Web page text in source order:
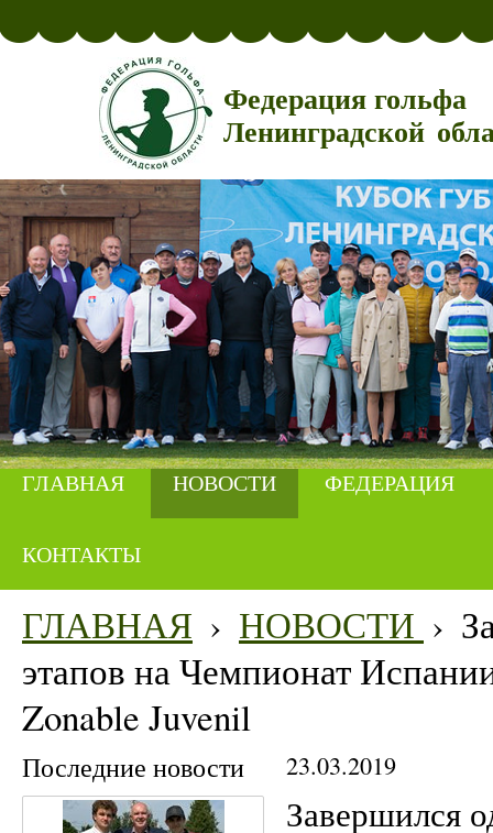
Федерация гольфа
Ленинградской
ГЛАВНАЯ НОВОСТИ ФЕДЕРАЦИЯ
КОНТАКТЫ
ГЛАВНАЯ › НОВОСТИ ›
этапов на Чемпионат
Zonable Juvenil
Последние новости 23.03.2019
Завершился